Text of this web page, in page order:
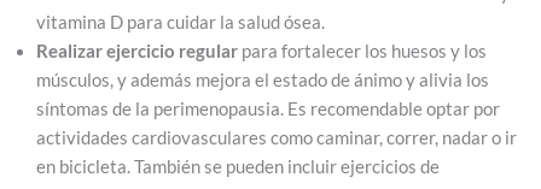
vitamina D para cuidar la salud ósea.
Realizar ejercicio regular para fortalecer los huesos y los
músculos, y además mejora el estado de ánimo y alivia los
síntomas de la perimenopausia. Es recomendable optar por
actividades cardiovasculares como caminar, correr, nadar o ir
en bicicleta. También se pueden incluir ejercicios de